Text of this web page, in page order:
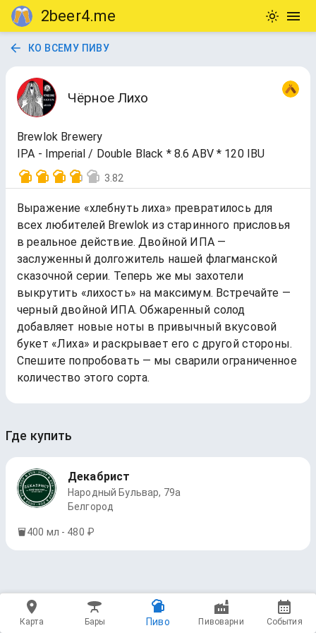
2beer4.me
КО ВСЕМУ ПИВУ
Чёрное Лихо
Brewlok Brewery
IPA - Imperial / Double Black * 8.6 ABV * 120 IBU
3.82
Выражение «хлебнуть лиха» превратилось для
всех любителей Brewlok из старинного присловья
в реальное действие. Двойной ИПА —
заслуженный долгожитель нашей флагманской
сказочной серии. Теперь же мы захотели
выкрутить «лихость» на максимум. Встречайте —
черный двойной ИПА. Обжаренный солод
добавляет новые ноты в привычный вкусовой
букет «Лиха» и раскрывает его с другой стороны.
Спешите попробовать — мы сварили ограниченное
количество этого сорта.
Где купить
Декабрист
Народный Бульвар, 79а
Белгород
400 мл - 480 ₽
Карта Бары Пиво Пивоварни События